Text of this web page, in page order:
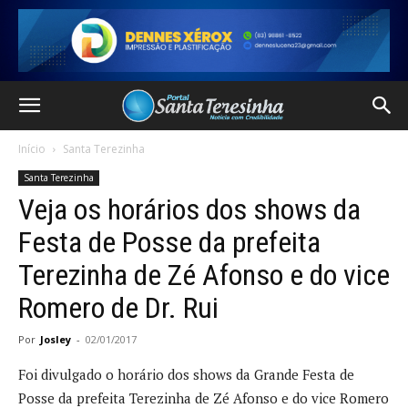
Início Santa Terezinha
Santa Terezinha
Veja os horários dos shows da
Festa de Posse da prefeita
Terezinha de Zé Afonso e do vice
Romero de Dr. Rui
Por Josley - 02/01/2017
Foi divulgado o horário dos shows da Grande Festa de
Posse da prefeita Terezinha de Zé Afonso e do vice Romero